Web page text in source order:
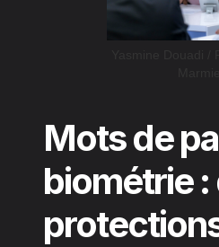
Mots de
biométrie :